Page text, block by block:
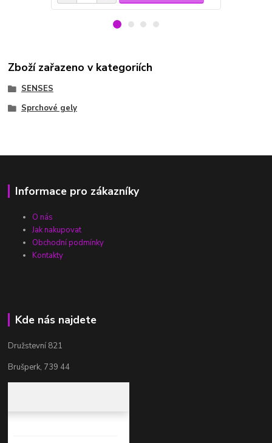
Zboží zařazeno v kategoriích
SENSES
Sprchové gely
Informace pro zákazníky
O nás
Jak nakupovat
Obchodní podmínky
Kontakty
Kde nás najdete
Družstevní 821
Brušperk, 739 44